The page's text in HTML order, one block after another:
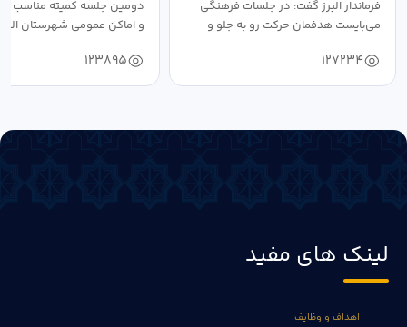
فرماندار البرز گفت: در جلسات فرهنگی
می‌بایست هدفمان حرکت رو به جلو و
127234
دومین جلسه کمیته مناسب
و اماکن عمومی شهرستان
123895
لینک های مفید
اهداف و وظایف